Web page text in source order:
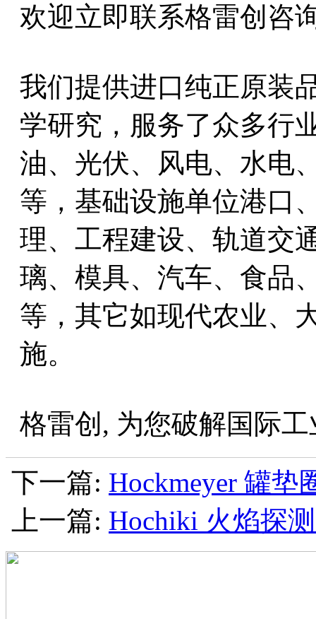
欢迎立即联系格雷创咨
我们提供进口纯正原装
学研究，服务了众多行
油、光伏、风电、水电
等，基础设施单位港口
理、工程建设、轨道交
璃、模具、汽车、食品
等，其它如现代农业、
施。
格雷创, 为您破解国际
下一篇: Hockmeyer 罐垫
上一篇: Hochiki 火焰探